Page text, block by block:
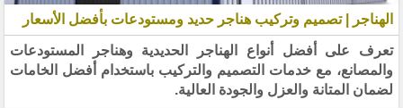
الهناجر | تصميم وتركيب هناجر حديد ومستودعات بأفضل الأسعار
تعرف على أفضل أنواع الهناجر الحديدية وهناجر المستودعات
والمصانع، مع خدمات التصميم والتركيب باستخدام أفضل الخامات
لضمان المتانة والعزل والجودة العالية.